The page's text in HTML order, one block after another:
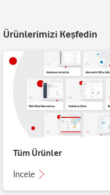
Ürünlerimizi Keşfedin
Tüm Ürünler
İncele